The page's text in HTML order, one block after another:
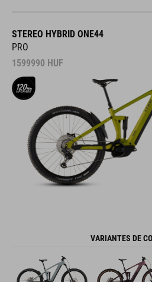
STEREO HYBRID ONE44
PRO
1599990 HUF
VARIANTES DE